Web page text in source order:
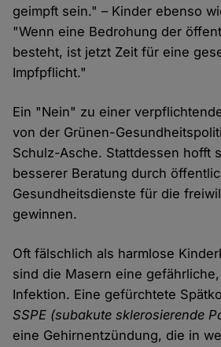
geimpft sein." – Kinder ebenso
"Wenn eine Bedrohung der
besteht, ist jetzt Zeit für eine
Impfpflicht."
Ein "Nein" zu einer
von der Grünen-
Schulz-Asche. Stattdessen hofft
besserer Beratung durch
Gesundheitsdienste für die
gewinnen.
Oft fälschlich als harmlose
sind die Masern eine
Infektion. Eine gefürchtete
SSPE (subakute sklerosierende
eine Gehirnentzündung, die in